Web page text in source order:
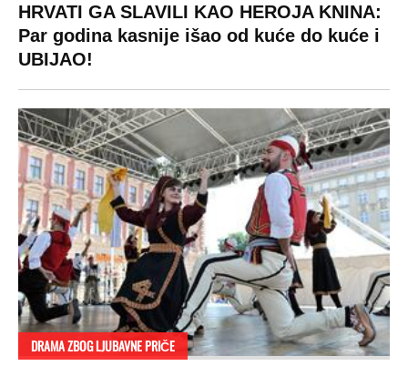
HRVATI GA SLAVILI KAO HEROJA KNINA:
Par godina kasnije išao od kuće do kuće i
UBIJAO!
DRAMA ZBOG LJUBAVNE PRIČE